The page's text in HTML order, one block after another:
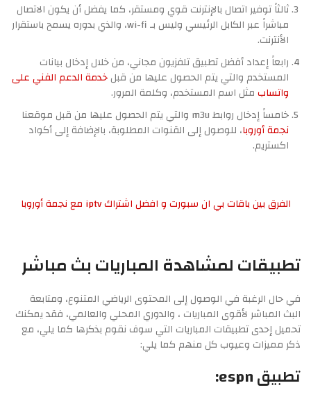
ثالثاً توفير اتصال بالإنترنت قوي ومستقر، كما يفضل أن يكون الاتصال
مباشراً عبر الكابل الرئيسي وليس بـ wi-fi، والذي بدوره يسمح باستقرار
الأنترنت.
رابعاً إعداد أفضل تطبيق تلفزيون مجاني، من خلال إدخال بيانات
المستخدم والتي يتم الحصول عليها من قبلخدمة الدعم الفني على
واتسابمثل اسم المستخدم، وكلمة المرور.
خامساً إدخال روابط m3u والتي يتم الحصول عليها من قبل موقعنا
نجمة أوروبا، للوصول إلى القنوات المطلوبة، بالإضافة إلى أكواد
اكستريم.
الفرق بين باقات بي ان سبورت و افضل اشتراك iptv مع نجمة أوروبا
تطبيقات لمشاهدة المباريات بث مباشر
في حال الرغبة في الوصول إلى المحتوى الرياضي المتنوع، ومتابعة
البث المباشر لأقوى المباريات ، والدوري المحلي والعالمي، فقد يمكنك
تحميل إحدى تطبيقات المباريات التي سوف نقوم بذكرها كما يلي، مع
ذكر مميزات وعيوب كل منهم كما يلي:
تطبيق espn: